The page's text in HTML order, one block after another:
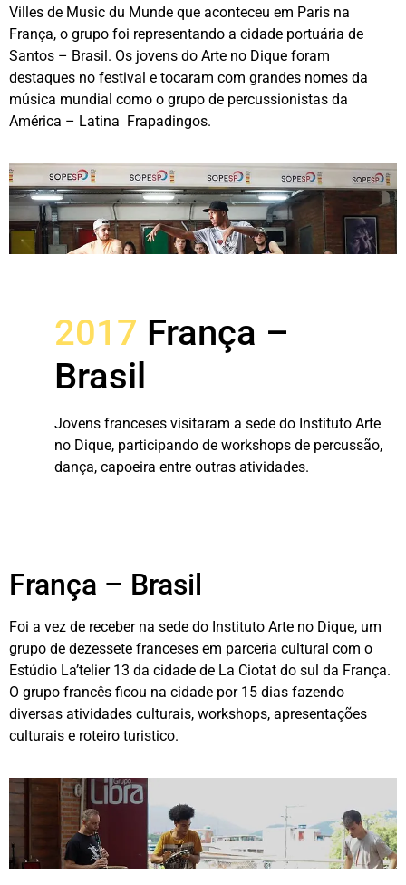
Villes de Music du Munde que aconteceu em Paris na
França, o grupo foi representando a cidade portuária de
Santos – Brasil. Os jovens do Arte no Dique foram
destaques no festival e tocaram com grandes nomes da
música mundial como o grupo de percussionistas da
América – Latina Frapadingos.
2017 França –
Brasil
Jovens franceses visitaram a sede do Instituto Arte
no Dique, participando de workshops de percussão,
dança, capoeira entre outras atividades.
França – Brasil
Foi a vez de receber na sede do Instituto Arte no Dique, um
grupo de dezessete franceses em parceria cultural com o
Estúdio La’telier 13 da cidade de La Ciotat do sul da França.
O grupo francês ficou na cidade por 15 dias fazendo
diversas atividades culturais, workshops, apresentações
culturais e roteiro turistico.